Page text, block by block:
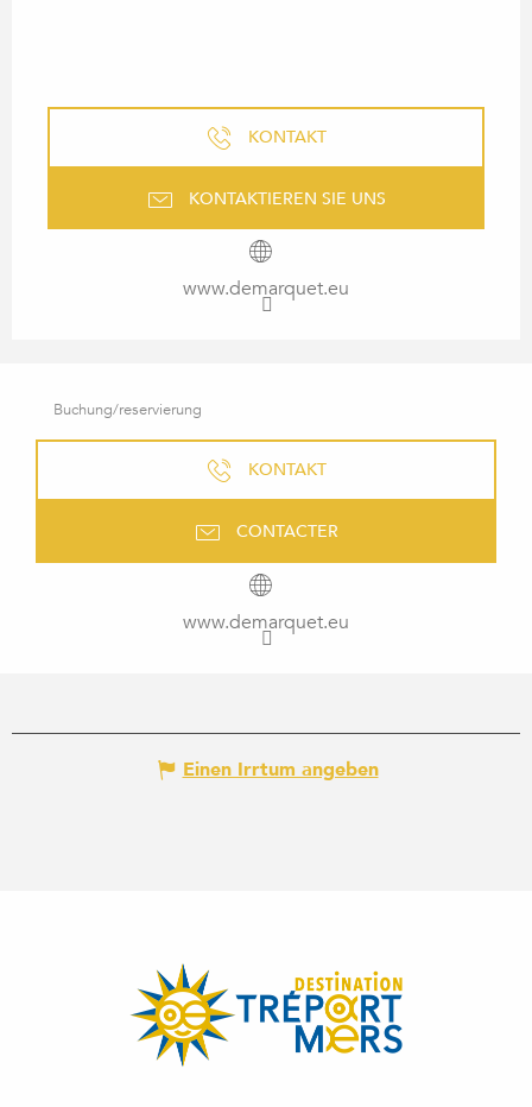
KONTAKT
KONTAKTIEREN SIE UNS
www.demarquet.eu
Buchung/reservierung
KONTAKT
CONTACTER
www.demarquet.eu
Einen Irrtum angeben